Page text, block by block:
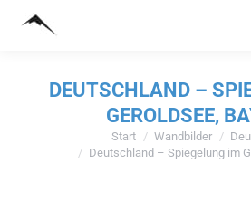
DEUTSCHLAND –
GEROLDSEE,
Sie befinden sich hier:
Start Wandbilder
Deutschland – Spiegelung im